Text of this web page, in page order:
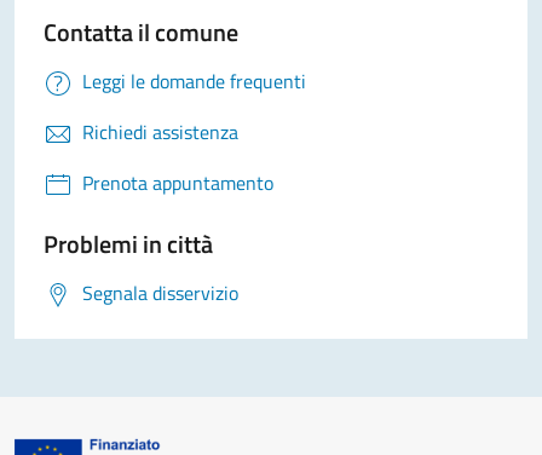
Contatta il comune
Leggi le domande frequenti
Richiedi assistenza
Prenota appuntamento
Problemi in città
Segnala disservizio